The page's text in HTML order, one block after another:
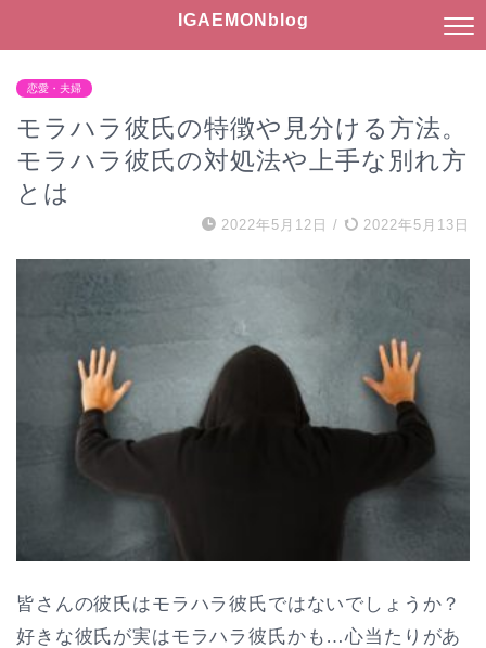
IGAEMONblog
恋愛・夫婦
モラハラ彼氏の特徴や見分ける方法。
モラハラ彼氏の対処法や上手な別れ方
とは
2022年5月12日 / 2022年5月13日
皆さんの彼氏はモラハラ彼氏ではないでしょうか？
好きな彼氏が実はモラハラ彼氏かも…心当たりがあ